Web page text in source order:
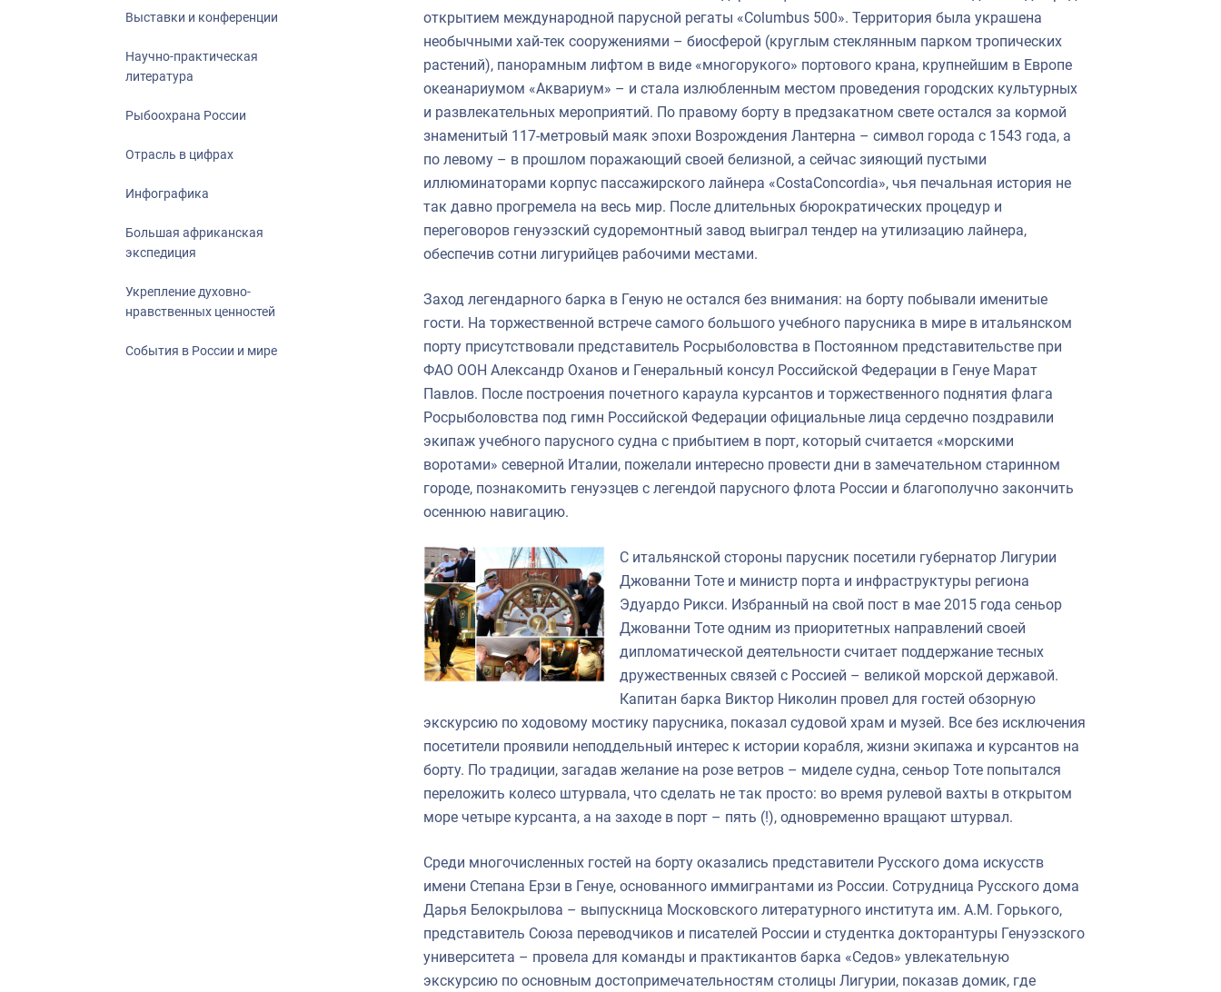
Выставки и конференции
Научно-практическая
литература
Рыбоохрана России
Отрасль в цифрах
Инфографика
Большая африканская
экспедиция
Укрепление духовно-
нравственных ценностей
События в России и мире
открытием международной парусной регаты «Columbus 500». Территория была украшена
необычными хай-тек сооружениями – биосферой (круглым стеклянным парком тропических
растений), панорамным лифтом в виде «многорукого» портового крана, крупнейшим в Европе
океанариумом «Аквариум» – и стала излюбленным местом проведения городских культурных
и развлекательных мероприятий. По правому борту в предзакатном свете остался за кормой
знаменитый 117-метровый маяк эпохи Возрождения Лантерна – символ города с 1543 года, а
по левому – в прошлом поражающий своей белизной, а сейчас зияющий пустыми
иллюминаторами корпус пассажирского лайнера «CostaConcordia», чья печальная история не
так давно прогремела на весь мир. После длительных бюрократических процедур и
переговоров генуэзский судоремонтный завод выиграл тендер на утилизацию лайнера,
обеспечив сотни лигурийцев рабочими местами.
Заход легендарного барка в Геную не остался без внимания: на борту побывали именитые
гости. На торжественной встрече самого большого учебного парусника в мире в итальянском
порту присутствовали представитель Росрыболовства в Постоянном представительстве при
ФАО ООН Александр Оханов и Генеральный консул Российской Федерации в Генуе Марат
Павлов. После построения почетного караула курсантов и торжественного поднятия флага
Росрыболовства под гимн Российской Федерации официальные лица сердечно поздравили
экипаж учебного парусного судна с прибытием в порт, который считается «морскими
воротами» северной Италии, пожелали интересно провести дни в замечательном старинном
городе, познакомить генуэзцев с легендой парусного флота России и благополучно закончить
осеннюю навигацию.
С итальянской стороны парусник посетили губернатор Лигурии
Джованни Тоте и министр порта и инфраструктуры региона
Эдуардо Рикси. Избранный на свой пост в мае 2015 года сеньор
Джованни Тоте одним из приоритетных направлений своей
дипломатической деятельности считает поддержание тесных
дружественных связей с Россией – великой морской державой.
Капитан барка Виктор Николин провел для гостей обзорную
экскурсию по ходовому мостику парусника, показал судовой храм и музей. Все без исключения
посетители проявили неподдельный интерес к истории корабля, жизни экипажа и курсантов на
борту. По традиции, загадав желание на розе ветров – миделе судна, сеньор Тоте попытался
переложить колесо штурвала, что сделать не так просто: во время рулевой вахты в открытом
море четыре курсанта, а на заходе в порт – пять (!), одновременно вращают штурвал.
Среди многочисленных гостей на борту оказались представители Русского дома искусств
имени Степана Ерзи в Генуе, основанного иммигрантами из России. Сотрудница Русского дома
Дарья Белокрылова – выпускница Московского литературного института им. А.М. Горького,
представитель Союза переводчиков и писателей России и студентка докторантуры Генуэзского
университета – провела для команды и практикантов барка «Седов» увлекательную
экскурсию по основным достопримечательностям столицы Лигурии, показав домик, где